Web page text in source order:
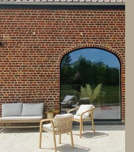
ancienne
en gîte
D'INTÉRIEUR